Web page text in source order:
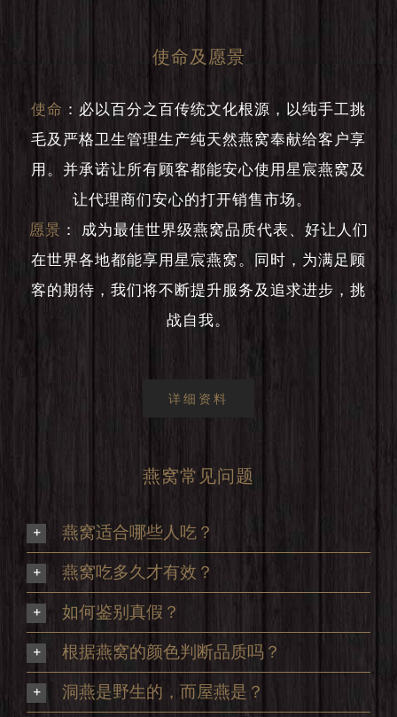
使命及愿景
使命 ： 必以百分之百传统文化根源，以纯手工挑
毛及严格卫生管理生产纯天然燕窝奉献给客户享
用。并承诺让所有顾客都能安心使用星宸燕窝及
让代理商们安心的打开销售市场。
愿景 ：
成为最佳世界级燕窝品质代表、好让人们
在世界各地都能享用星宸燕窝。同时，为满足顾
客的期待，我们将不断提升服务及追求进步，挑
战自我。
详细资料
燕窝常见问题
燕窝适合哪些人吃？
燕窝吃多久才有效？
如何鉴别真假？
根据燕窝的颜色判断品质吗？
洞燕是野生的，而屋燕是？